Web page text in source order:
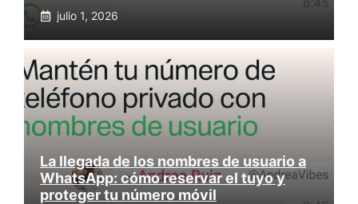
julio 1, 2026
La llegada de los nombres de usuario a
WhatsApp: cómo reservar el tuyo y
proteger tu número móvil